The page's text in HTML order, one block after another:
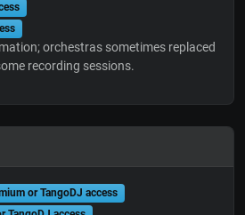
orchestras sometimes replaced
recording sessions.
or TangoDJ access